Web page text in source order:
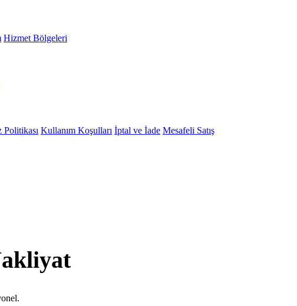
Hizmet Bölgeleri
Politikası Kullanım Koşulları İptal ve İade Mesafeli Satış